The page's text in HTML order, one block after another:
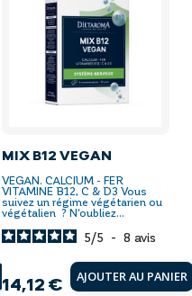
MIX B12 VEGAN
VEGAN. CALCIUM - FER
VITAMINE B12, C & D3 Vous
suivez un régime végétarien ou
végétalien ? N'oubliez...
Prix
14,12 € AJOUTER AU PANIER
5/5 - 8 avis